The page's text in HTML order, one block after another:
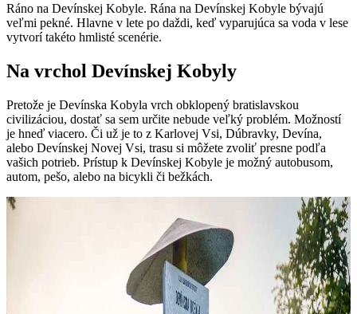
Ráno na Devínskej Kobyle. Rána na Devínskej Kobyle bývajú
veľmi pekné. Hlavne v lete po daždi, keď vyparujúca sa voda v lese
vytvorí takéto hmlisté scenérie.
Na vrchol Devínskej Kobyly
Pretože je Devínska Kobyla vrch obklopený bratislavskou
civilizáciou, dostať sa sem určite nebude veľký problém. Možností
je hneď viacero. Či už je to z Karlovej Vsi, Dúbravky, Devína,
alebo Devínskej Novej Vsi, trasu si môžete zvoliť presne podľa
vašich potrieb. Prístup k Devínskej Kobyle je možný autobusom,
autom, pešo, alebo na bicykli či bežkách.